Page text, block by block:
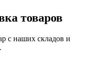
товаров
с наших складов и